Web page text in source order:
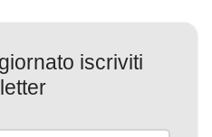
iscriviti